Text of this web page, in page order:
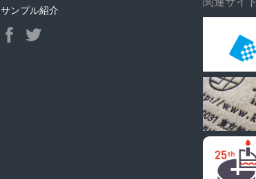
サンプル紹介